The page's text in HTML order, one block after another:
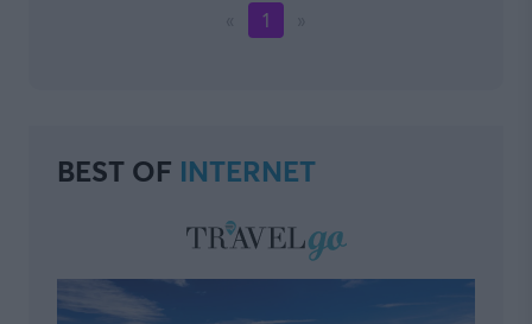
1
BEST OF INTERNET